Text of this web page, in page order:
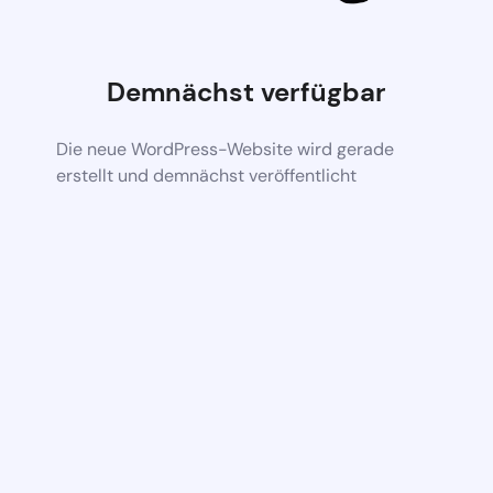
Demnächst verfügbar
Die neue WordPress-Website wird gerade
erstellt und demnächst veröffentlicht